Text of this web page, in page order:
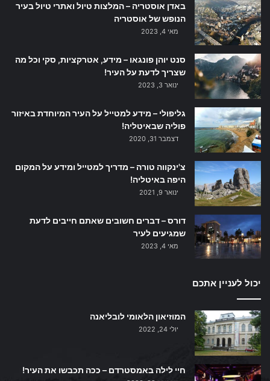
באדן אוסטריה – המלצות טיול ואתרי טיול בעיר
הנופש של אוסטריה
מאי 4, 2023
סנט יוהן פונגאו – מידע, אטרקציות, סקי וכל מה
שצריך לדעת על העיר!
ינואר 3, 2023
גליפולי – מידע למטייל על העיר המיוחדת באיזור
פוליה שבאיטליה!
דצמבר 31, 2020
צ'ינקווה טורה – מדריך למטייל ומידע על המקום
היפה באיטליה!
ינואר 9, 2021
דורס – דברים חשובים שאתם חייבים לדעת
שמגיעים לעיר
מאי 4, 2023
יכול לעניין אתכם
המוזיאון הלאומי לובליאנה
יולי 24, 2022
חיי לילה באמסטרדם – ככה תכבשו את העיר!